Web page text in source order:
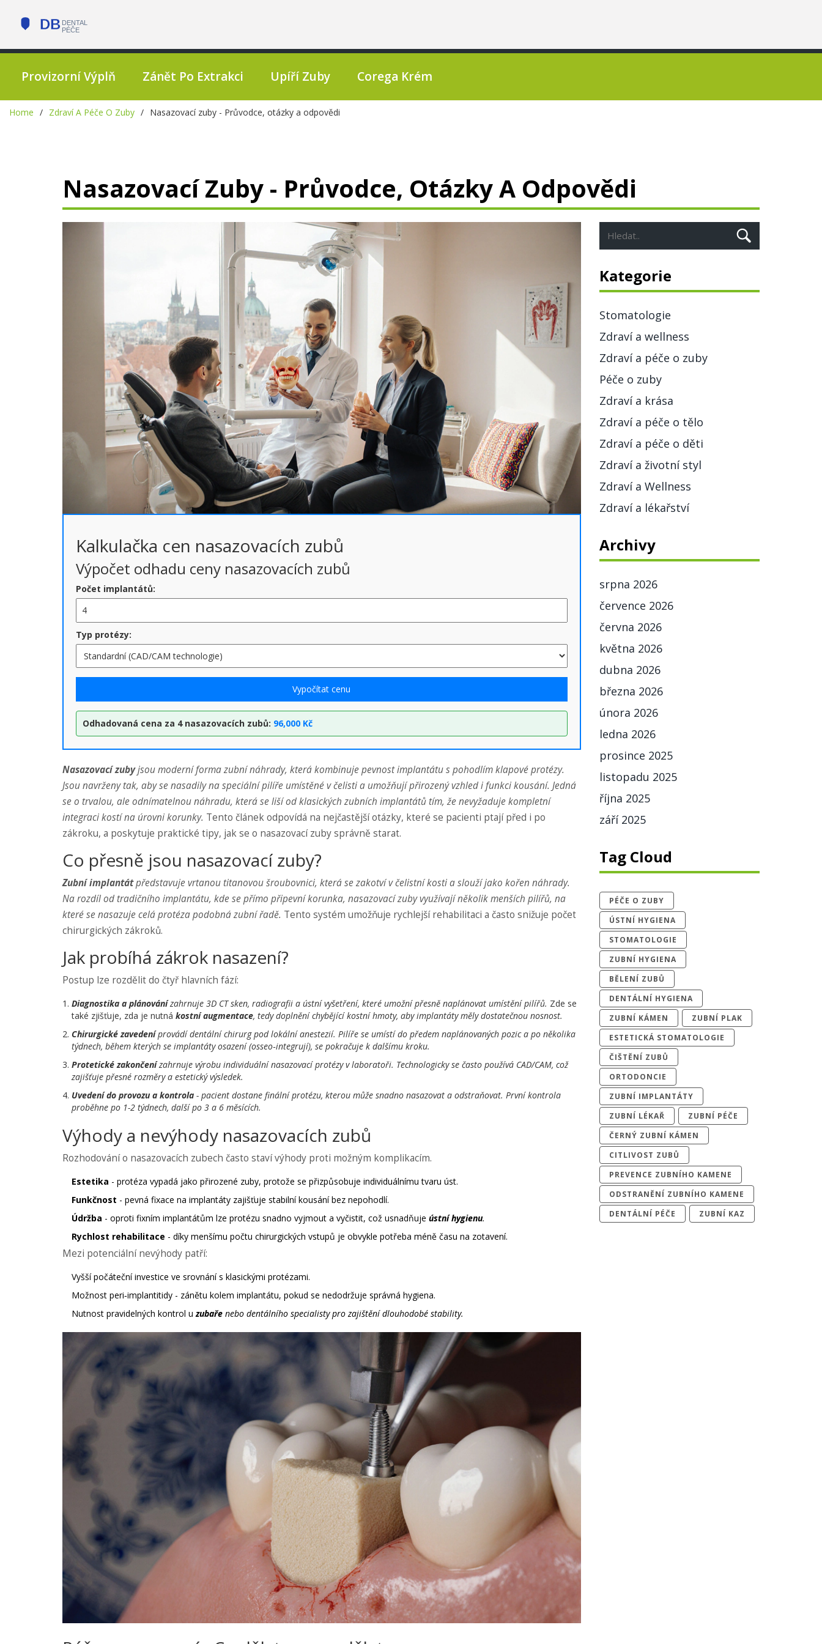
Provizorní Výplň Zánět Po Extrakci Upíří Zuby Corega Krém
Home Zdraví A Péče O Zuby Nasazovací zuby - Průvodce, otázky a odpovědi
Nasazovací Zuby - Průvodce, Otázky A Odpovědi
Kalkulačka cen nasazovacích zubů
Výpočet odhadu ceny nasazovacích zubů
Počet implantátů:
Typ protézy:
Vypočítat cenu
Odhadovaná cena za 4 nasazovacích zubů: 96,000 Kč
Nasazovací zubyjsou moderní forma zubní náhrady, která kombinuje pevnost implantátu s pohodlím klapové protézy.
Jsou navrženy tak, aby se nasadily na speciální pilíře umístěné v čelisti a umožňují přirozený vzhled i funkci kousání. Jedná
se o trvalou, ale odnímatelnou náhradu, která se liší od klasických zubních implantátů tím, že nevyžaduje kompletní
integraci kostí na úrovni korunky. Tento článek odpovídá na nejčastější otázky, které se pacienti ptají před i po
zákroku, a poskytuje praktické tipy, jak se o nasazovací zuby správně starat.
Co přesně jsou nasazovací zuby?
Zubní implantátpředstavuje vrtanou titanovou šroubovnici, která se zakotví v čelistní kosti a slouží jako kořen náhrady.
Na rozdíl od tradičního implantátu, kde se přímo připevní korunka, nasazovací zubyvyužívají několik menších pilířů, na
které se nasazuje celá protéza podobná zubní řadě. Tento systém umožňuje rychlejší rehabilitaci a často snižuje počet
chirurgických zákroků.
Jak probíhá zákrok nasazení?
Postup lze rozdělit do čtyř hlavních fází:
Diagnostika a plánovánízahrnuje 3D CT sken, radiografii a ústní vyšetření, které umožní přesně naplánovat umístění pilířů. Zde se
také zjišťuje, zda je nutná kostní augmentace, tedy doplnění chybějící kostní hmoty, aby implantáty měly dostatečnou nosnost.
Chirurgické zavedeníprovádí dentální chirurg pod lokální anestezií. Pilíře se umístí do předem naplánovaných pozic a po několika
týdnech, během kterých se implantáty osazení (osseo‑integrují), se pokračuje k dalšímu kroku.
Protetické zakončenízahrnuje výrobu individuální nasazovací protézy v laboratoři. Technologicky se často používá CAD/CAM, což
zajišťuje přesné rozměry a estetický výsledek.
Uvedení do provozu a kontrola - pacient dostane finální protézu, kterou může snadno nasazovat a odstraňovat. První kontrola
proběhne po 1-2 týdnech, další po 3 a 6 měsících.
Výhody a nevýhody nasazovacích zubů
Rozhodování o nasazovacích zubech často staví výhody proti možným komplikacím.
Estetika - protéza vypadá jako přirozené zuby, protože se přizpůsobuje individuálnímu tvaru úst.
Funkčnost - pevná fixace na implantáty zajišťuje stabilní kousání bez nepohodlí.
Údržba - oproti fixním implantátům lze protézu snadno vyjmout a vyčistit, což usnadňuje ústní hygienu.
Rychlost rehabilitace - díky menšímu počtu chirurgických vstupů je obvykle potřeba méně času na zotavení.
Mezi potenciální nevýhody patří:
Vyšší počáteční investice ve srovnání s klasickými protézami.
Možnost peri‑implantitidy - zánětu kolem implantátu, pokud se nedodržuje správná hygiena.
Nutnost pravidelných kontrol u zubaře nebo dentálního specialistypro zajištění dlouhodobé stability.
Kategorie
Stomatologie
Zdraví a wellness
Zdraví a péče o zuby
Péče o zuby
Zdraví a krása
Zdraví a péče o tělo
Zdraví a péče o děti
Zdraví a životní styl
Zdraví a Wellness
Zdraví a lékařství
Archivy
srpna 2026
července 2026
června 2026
května 2026
dubna 2026
března 2026
února 2026
ledna 2026
prosince 2025
listopadu 2025
října 2025
září 2025
Tag Cloud
PÉČE O ZUBY
ÚSTNÍ HYGIENA
STOMATOLOGIE
ZUBNÍ HYGIENA
BĚLENÍ ZUBŮ
DENTÁLNÍ HYGIENA
ZUBNÍ KÁMEN
ZUBNÍ PLAK
ESTETICKÁ STOMATOLOGIE
ČIŠTĚNÍ ZUBŮ
ORTODONCIE
ZUBNÍ IMPLANTÁTY
ZUBNÍ LÉKAŘ
ZUBNÍ PÉČE
ČERNÝ ZUBNÍ KÁMEN
CITLIVOST ZUBŮ
PREVENCE ZUBNÍHO KAMENE
ODSTRANĚNÍ ZUBNÍHO KAMENE
DENTÁLNÍ PÉČE
ZUBNÍ KAZ